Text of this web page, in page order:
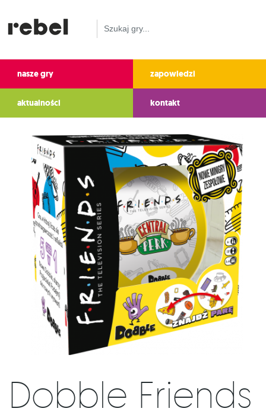
nasze gry zapowiedzi
aktualności kontakt
Dobble Friends